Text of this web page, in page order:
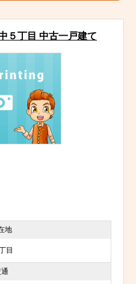
５丁目 中古一戸建て
地
目